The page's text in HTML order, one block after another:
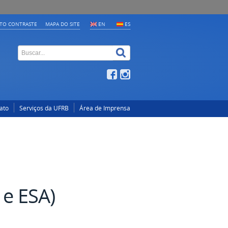
EN ES
CONTRASTE MAPA DO SITE
Serviços da UFRB Área de Imprensa
ESA)